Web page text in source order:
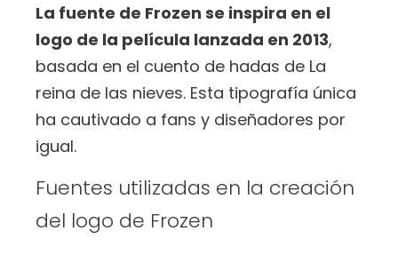
La fuente de Frozen se inspira en el
logo de la película lanzada en 2013,
basada en el cuento de hadas de La
reina de las nieves. Esta tipografía única
ha cautivado a fans y diseñadores por
igual.
Fuentes utilizadas en la creación
del logo de Frozen